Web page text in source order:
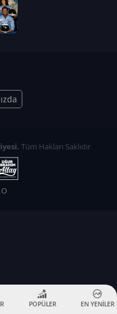
Tüm Hakları Saklıdır
POPÜLER EN YENİLER